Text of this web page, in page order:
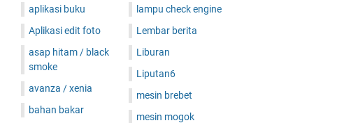
aplikasi buku
Aplikasi edit foto
asap hitam / black
smoke
avanza / xenia
bahan bakar
lampu check engine
Lembar berita
Liburan
Liputan6
mesin brebet
mesin mogok